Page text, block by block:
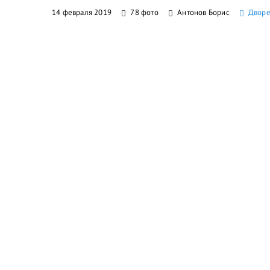
14 февраля 2019 78 фото Антонов Борис